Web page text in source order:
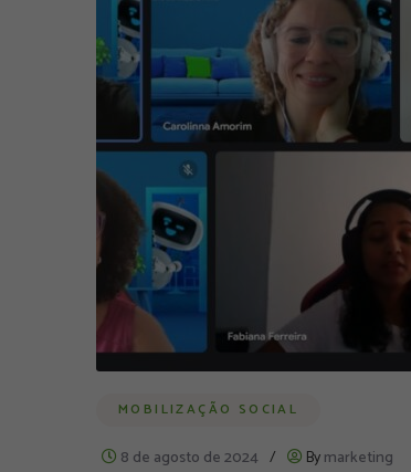
MOBILIZAÇÃO SOCIAL
8 de agosto de 2024 / Bymarketing